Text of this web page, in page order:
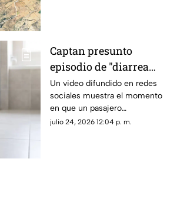
Captan presunto
episodio de "diarrea
explosiva" en
transporte público;
video se viraliza
Un video difundido en redes
sociales muestra el momento
en que un pasajero
aparentemente sufrió un
julio 24, 2026 12:04 p. m.